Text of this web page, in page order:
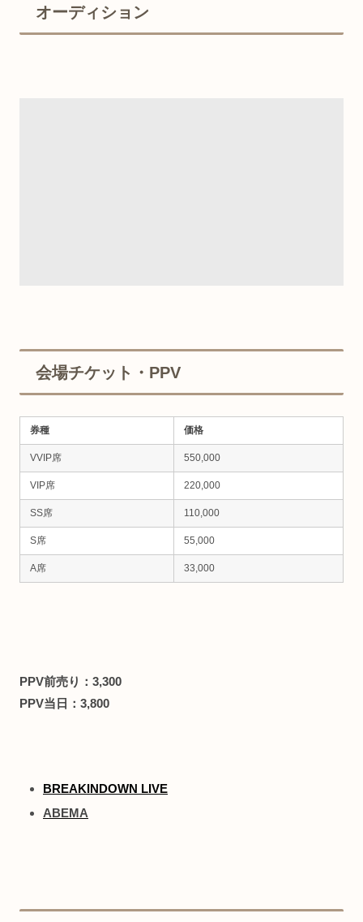
オーディション
会場チケット・PPV
券種 価格
VVIP席 550,000
VIP席 220,000
SS席 110,000
S席 55,000
A席 33,000
PPV前売り：3,300
PPV当日：3,800
BREAKINDOWN LIVE
ABEMA